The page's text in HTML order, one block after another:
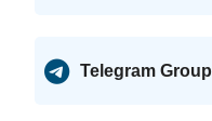
Telegram Group